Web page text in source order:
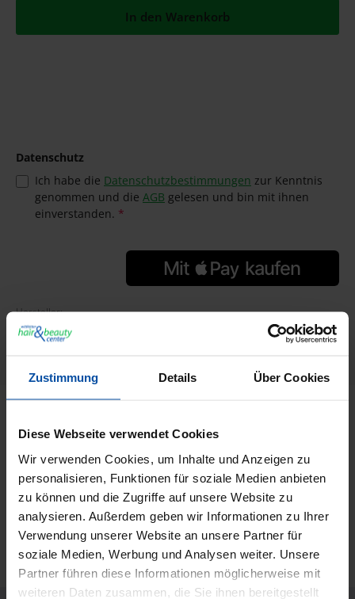
Zustimmung Details Über Cookies
Diese Webseite verwendet Cookies
Wir verwenden Cookies, um Inhalte und Anzeigen zu
personalisieren, Funktionen für soziale Medien anbieten
zu können und die Zugriffe auf unsere Website zu
analysieren. Außerdem geben wir Informationen zu Ihrer
Verwendung unserer Website an unsere Partner für
soziale Medien, Werbung und Analysen weiter. Unsere
Partner führen diese Informationen möglicherweise mit
weiteren Daten zusammen, die Sie ihnen bereitgestellt
In den Warenkorb
Datenschutz
Ich habe die Datenschutzbestimmungen zur Kenntnis
genommen und die AGB gelesen und bin mit ihnen
einverstanden. *
Hersteller:
Cerena
Herstellernummer:
Cerena Schere SaharaScherengröße: 4,5 Zollmattierte
Oberfläche geschmiedeter rostfreier Edelstahl klassische
Form doppelter… Mehr
Informationen zur Produktsicherheit
Trusted Shops Bewertungen